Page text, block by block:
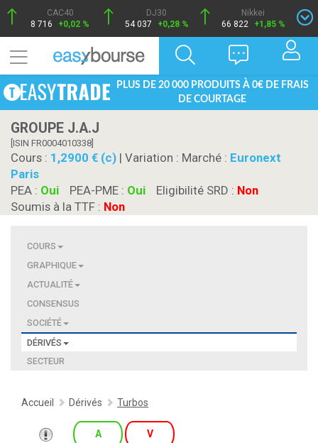
CAC40
8 716
+0,02 %
DJ30
54 037
+0,28 %
Nikkei
66 822
+1,85 %
PLUS DE 20 000 PRODUITS À 0€ DE FRAIS
DE COURTAGE
GROUPE J.A.J
[ISIN FR0004010338]
Cours : 1,2900 € (c) | Variation : Marché : Euronext
Paris
PEA : Oui PEA-PME : Oui Eligibilité SRD : Non
Soumis à la TTF : Non
COURS
GRAPHIQUE
ACTUALITÉ
CONSENSUS
SOCIÉTÉ
DÉRIVÉS
SECTEUR
Accueil Dérivés Turbos
A V